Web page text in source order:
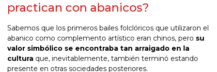
practican con abanicos?
Sabemos que los primeros bailes folclóricos que utilizaron el
abanico como complemento artístico eran chinos, pero su
valor simbólico se encontraba tan arraigado en la
cultura que, inevitablemente, también terminó estando
presente en otras sociedades posteriores.